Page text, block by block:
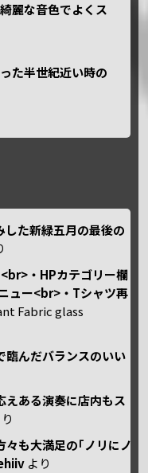
麗な音色でよくス
た半世紀近い時の
した新緑五月の最後の
・HPカテゴリー欄
ュー<br>・Tシャツ再
Fabric glass
臨んだバランスのいい
えある演奏に店内もス
も大満足の｢ノリにノ
より